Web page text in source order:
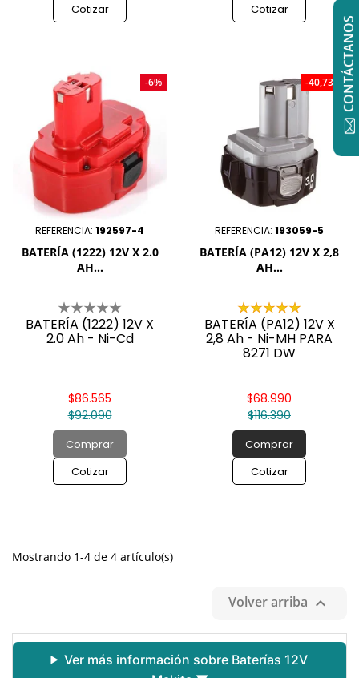
Cotizar
Cotizar
REFERENCIA: 192597-4
BATERÍA (1222) 12V X 2.0
AH...
BATERÍA (1222) 12V X
2.0 Ah - Ni-Cd
$92.090
$86.565
Comprar
Cotizar
-6%
REFERENCIA: 193059-5
BATERÍA (PA12) 12V X 2,8
AH...
BATERÍA (PA12) 12V X
2,8 Ah - Ni-MH PARA
8271 DW
$116.390
$68.990
Comprar
Cotizar
-40,73%
Mostrando 1-4 de 4 artículo(s)
Volver arriba 
Ver más información sobre Baterías 12V
CONTÁCTANOS